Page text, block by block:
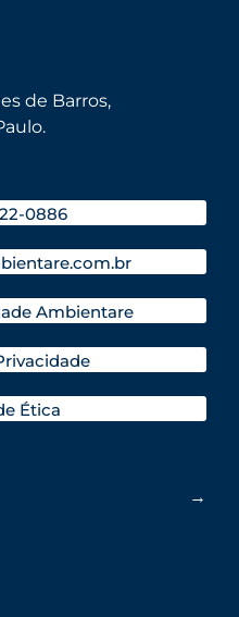
de Barros,
0886
Ambientare
Ética